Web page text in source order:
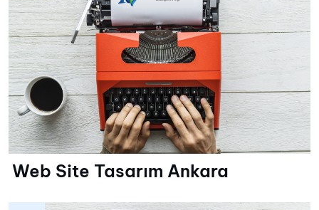
Web Site Tasarım Ankara